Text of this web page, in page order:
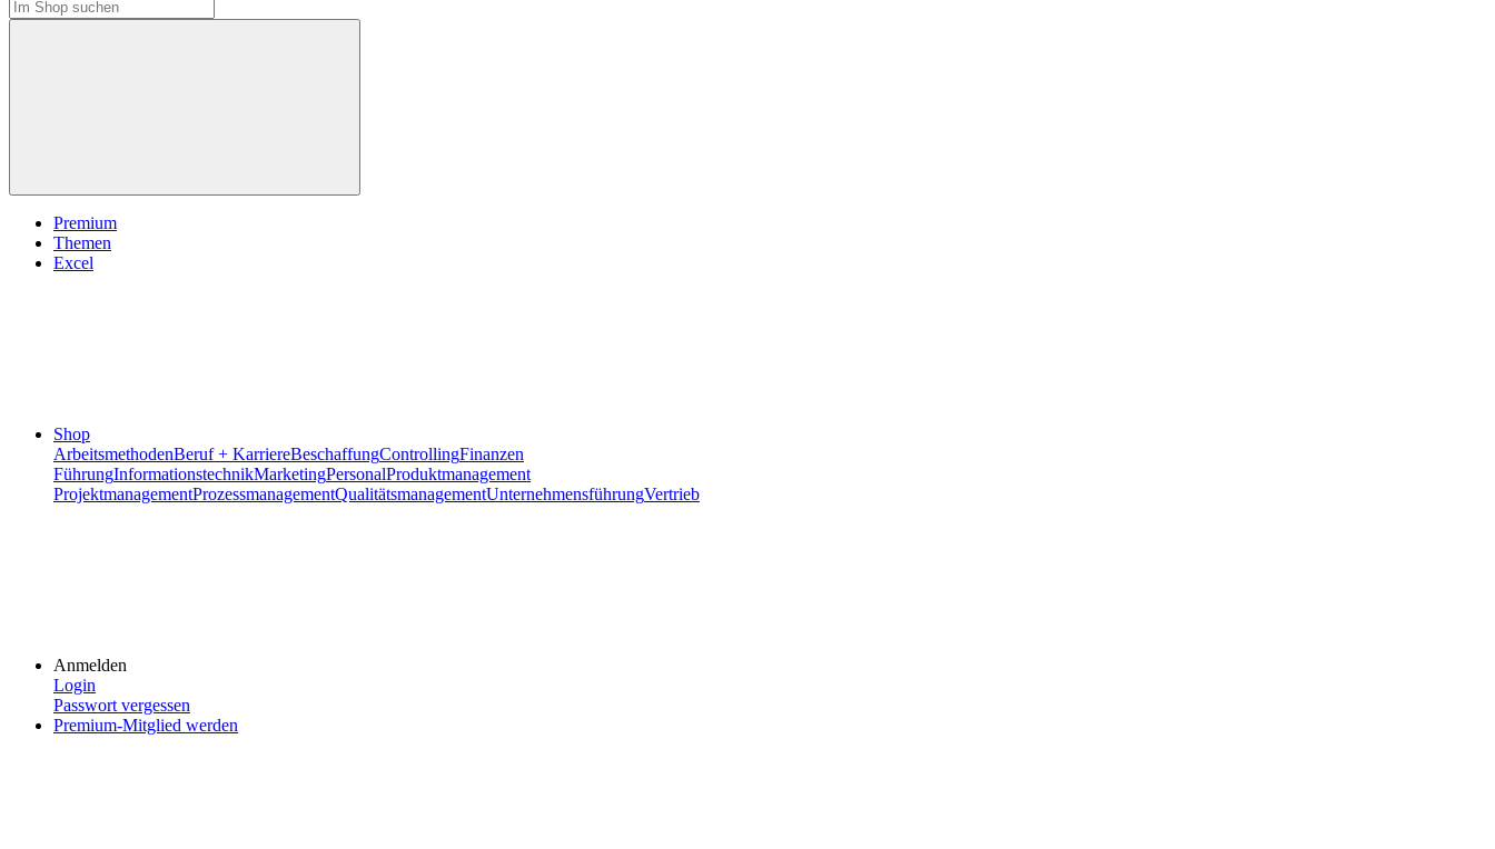
Premium
Themen
Excel
Shop
ArbeitsmethodenBeruf + KarriereBeschaffungControllingFinanzen
FührungInformationstechnikMarketingPersonalProduktmanagement
ProjektmanagementProzessmanagementQualitätsmanagementUnternehmensführungVertrieb
Anmelden
Login
Passwort vergessen
Premium-Mitglied werden